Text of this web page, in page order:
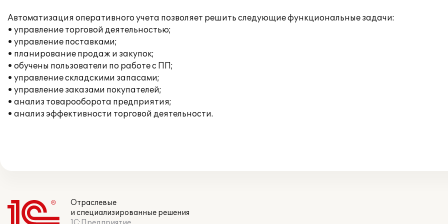
Автоматизация оперативного учета позволяет решить следующие функциональные задачи:
• управление торговой деятельностью;
• управление поставками;
• планирование продаж и закупок;
• обучены пользователи по работе с ПП;
• управление складскими запасами;
• управление заказами покупателей;
• анализ товарооборота предприятия;
• анализ эффективности торговой деятельности.
Отраслевые
и специализированные решения